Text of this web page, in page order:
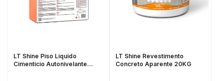
LT Shine Piso Liquido
Cimentício Autonivelante
LT Shine Revestimento
Concreto Aparente 20KG